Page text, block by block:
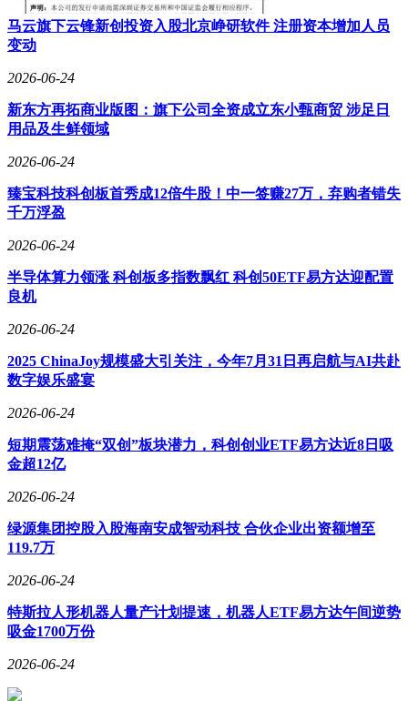
马云旗下云锋新创投资入股北京峥研软件 注册资本增加人员
变动
2026-06-24
新东方再拓商业版图：旗下公司全资成立东小甄商贸 涉足日
用品及生鲜领域
2026-06-24
臻宝科技科创板首秀成12倍牛股！中一签赚27万，弃购者错失
千万浮盈
2026-06-24
半导体算力领涨 科创板多指数飘红 科创50ETF易方达迎配置
良机
2026-06-24
2025 ChinaJoy规模盛大引关注，今年7月31日再启航与AI共赴
数字娱乐盛宴
2026-06-24
短期震荡难掩“双创”板块潜力，科创创业ETF易方达近8日吸
金超12亿
2026-06-24
绿源集团控股入股海南安成智动科技 合伙企业出资额增至
119.7万
2026-06-24
特斯拉人形机器人量产计划提速，机器人ETF易方达午间逆势
吸金1700万份
2026-06-24